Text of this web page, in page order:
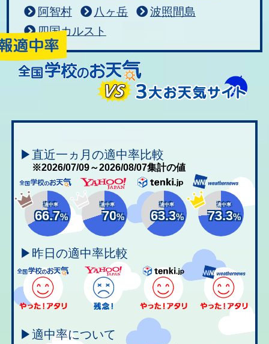
阿智村
八ヶ岳
波照間島
四国カルスト
▶直近一ヵ月の適中率比較
※2026/07/09～2026/08/07集計の値
適中率
66.7%
適中率
70%
適中率
63.3%
適中率
73.3%
▶昨日の適中率比較
▶適中率について